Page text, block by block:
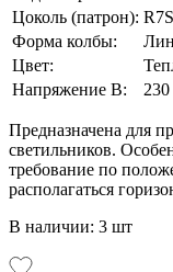
Цоколь (патрон): R7S
Форма колбы:
Цвет:
Напряжение В:
230
Предназначена для
светильников.
требование по
располагаться
В наличии: 3 шт